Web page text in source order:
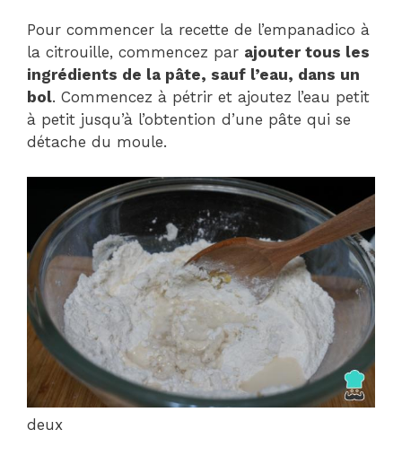
Pour commencer la recette de l’empanadico à
la citrouille, commencez par ajouter tous les
ingrédients de la pâte, sauf l’eau, dans un
bol. Commencez à pétrir et ajoutez l’eau petit
à petit jusqu’à l’obtention d’une pâte qui se
détache du moule.
deux